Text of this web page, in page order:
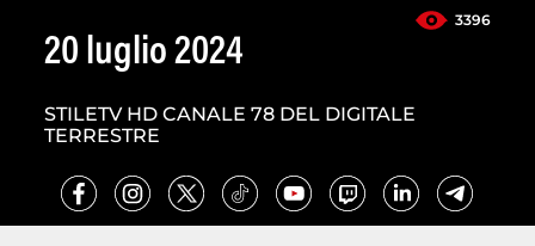
3396
20 luglio 2024
STILETV HD CANALE 78 DEL DIGITALE
TERRESTRE